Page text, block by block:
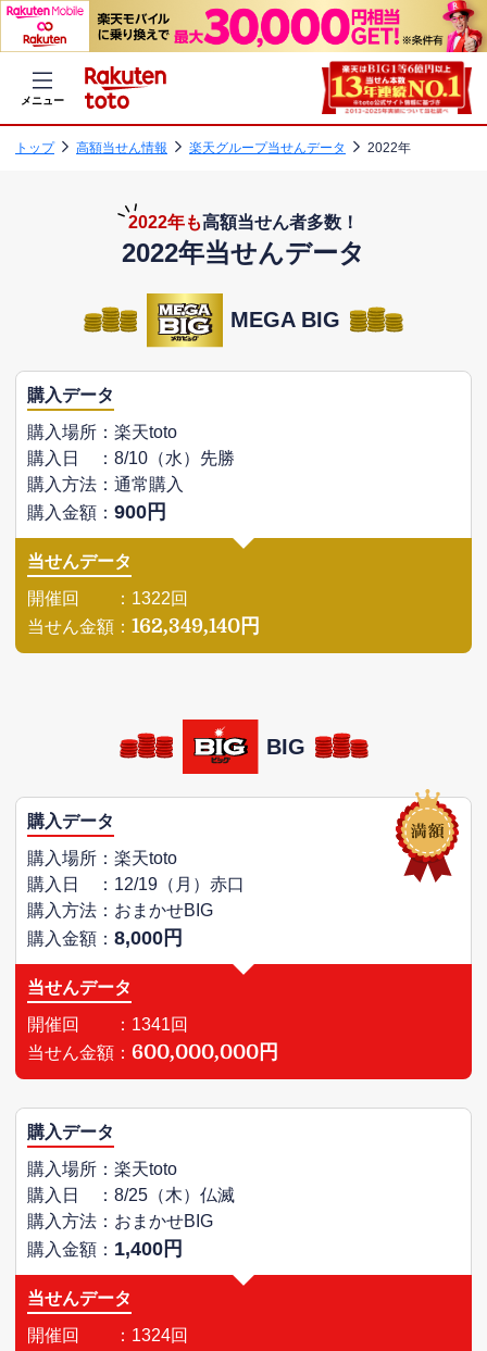
メニュー
トップ 高額当せん情報 楽天グループ当せんデータ 2022年
2022年も高額当せん者多数！
2022年当せんデータ
MEGA BIG
購入データ
購入場所：楽天toto
購入日 ：8/10（水）先勝
購入方法：通常購入
購入金額： 900円
当せんデータ
開催回 ：1322回
当せん金額： 162,349,140円
BIG
購入データ
購入場所：楽天toto
購入日 ：12/19（月）赤口
購入方法：おまかせBIG
購入金額： 8,000円
当せんデータ
開催回 ：1341回
当せん金額： 600,000,000円
購入データ
購入場所：楽天toto
購入日 ：8/25（木）仏滅
購入方法：おまかせBIG
購入金額： 1,400円
当せんデータ
開催回 ：1324回